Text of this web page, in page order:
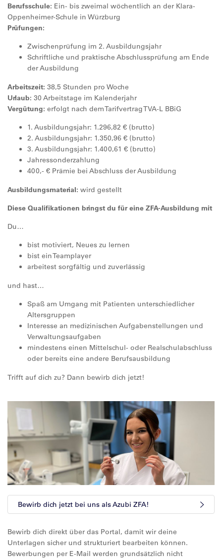
Berufsschule: Ein- bis zweimal wöchentlich an der Klara-
Oppenheimer-Schule in Würzburg
Prüfungen:
Zwischenprüfung im 2. Ausbildungsjahr
Schriftliche und praktische Abschlussprüfung am Ende
der Ausbildung
Arbeitszeit: 38,5 Stunden pro Woche
Urlaub: 30 Arbeitstage im Kalenderjahr
Vergütung: erfolgt nach dem Tarifvertrag TVA-L BBiG
1. Ausbildungsjahr: 1.296,82 € (brutto)
2. Ausbildungsjahr: 1.350,96 € (brutto)
3. Ausbildungsjahr: 1.400,61 € (brutto)
Jahressonderzahlung
400,- € Prämie bei Abschluss der Ausbildung
Ausbildungsmaterial: wird gestellt
Diese Qualifikationen bringst du für eine ZFA-Ausbildung mit
Du…
bist motiviert, Neues zu lernen
bist ein Teamplayer
arbeitest sorgfältig und zuverlässig
und hast…
Spaß am Umgang mit Patienten unterschiedlicher
Altersgruppen
Interesse an medizinischen Aufgabenstellungen und
Verwaltungsaufgaben
mindestens einen Mittelschul- oder Realschulabschluss
oder bereits eine andere Berufsausbildung
Trifft auf dich zu? Dann bewirb dich jetzt!
Bewirb dich jetzt bei uns als Azubi ZFA!
Bewirb dich direkt über das Portal, damit wir deine
Unterlagen sicher und strukturiert bearbeiten können.
Bewerbungen per E-Mail werden grundsätzlich nicht